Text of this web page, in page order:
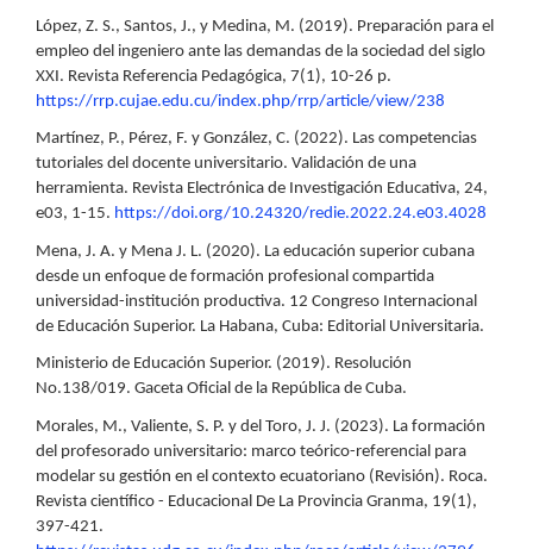
López, Z. S., Santos, J., y Medina, M. (2019). Preparación para el
empleo del ingeniero ante las demandas de la sociedad del siglo
XXI. Revista Referencia Pedagógica, 7(1), 10-26 p.
https://rrp.cujae.edu.cu/index.php/rrp/article/view/238
Martínez, P., Pérez, F. y González, C. (2022). Las competencias
tutoriales del docente universitario. Validación de una
herramienta. Revista Electrónica de Investigación Educativa, 24,
e03, 1-15. https://doi.org/10.24320/redie.2022.24.e03.4028
Mena, J. A. y Mena J. L. (2020). La educación superior cubana
desde un enfoque de formación profesional compartida
universidad-institución productiva. 12 Congreso Internacional
de Educación Superior. La Habana, Cuba: Editorial Universitaria.
Ministerio de Educación Superior. (2019). Resolución
No.138/019. Gaceta Oficial de la República de Cuba.
Morales, M., Valiente, S. P. y del Toro, J. J. (2023). La formación
del profesorado universitario: marco teórico-referencial para
modelar su gestión en el contexto ecuatoriano (Revisión). Roca.
Revista científico - Educacional De La Provincia Granma, 19(1),
397-421.